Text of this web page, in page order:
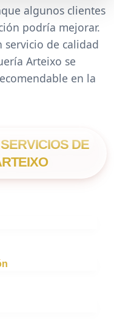
algunos clientes
podría mejorar.
servicio de calidad
Arteixo se
en la
DE